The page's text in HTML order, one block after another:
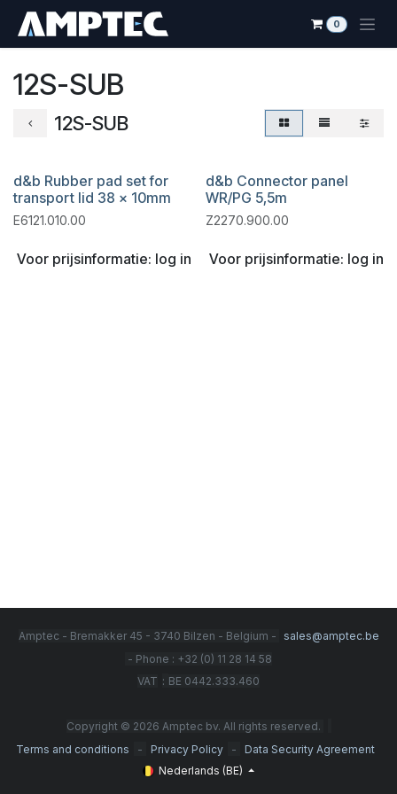
0
12S-SUB
12S-SUB
d&b Rubber pad set for
transport lid 38 x 10mm
E6121.010.00
Voor prijsinformatie: log in
d&b Connector panel
WR/PG 5,5m
Z2270.900.00
Voor prijsinformatie: log in
Amptec - Bremakker 45 - 3740 Bilzen - Belgium -
sales@amptec.be
- Phone : +32 (0) 11 28 14 58
VAT : BE 0442.333.460
Copyright © 2026 Amptec bv. All rights reserved.
Terms and conditions
- Privacy Policy -
Data Security Agreement
Nederlands (BE)